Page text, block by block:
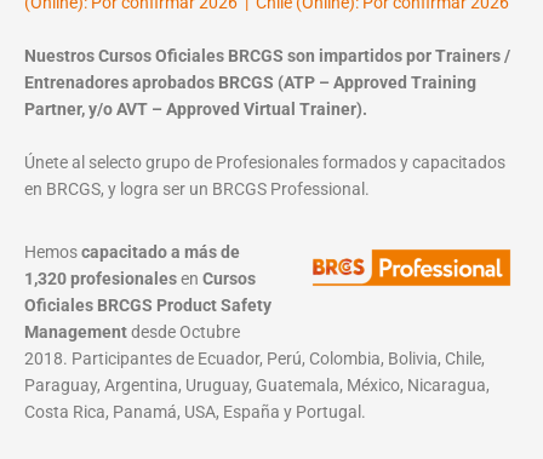
Nuestros Cursos Oficiales BRCGS son impartidos por Trainers /
Entrenadores aprobados BRCGS (ATP – Approved Training
Partner, y/o AVT – Approved Virtual Trainer).
Únete al selecto grupo de Profesionales formados y capacitados
en BRCGS, y logra ser un BRCGS Professional.
Hemoscapacitado a más de
1,320 profesionalesen Cursos
Oficiales BRCGS Product Safety
Managementdesde Octubre
2018. Participantes de Ecuador, Perú, Colombia, Bolivia, Chile,
Paraguay, Argentina, Uruguay, Guatemala, México, Nicaragua,
Costa Rica, Panamá, USA, España y Portugal.